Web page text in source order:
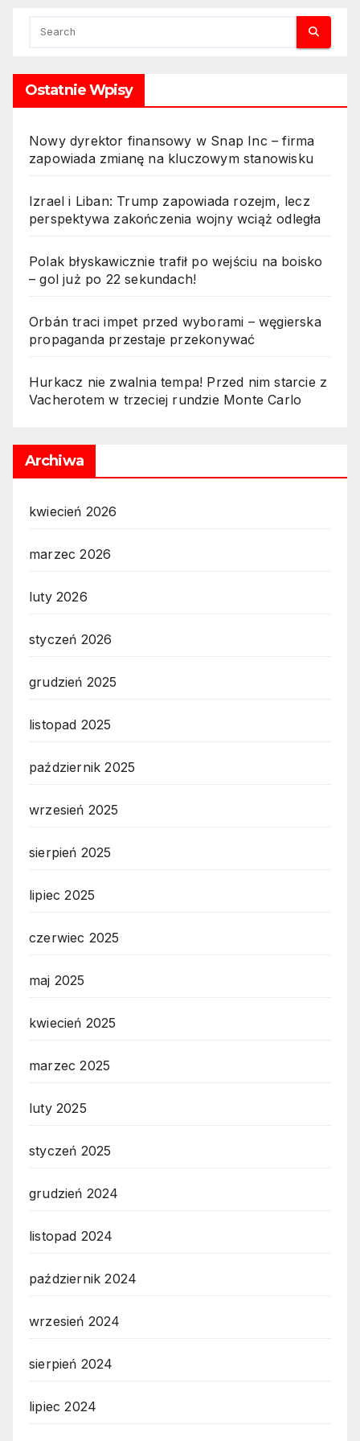
Ostatnie Wpisy
Nowy dyrektor finansowy w Snap Inc – firma
zapowiada zmianę na kluczowym stanowisku
Izrael i Liban: Trump zapowiada rozejm, lecz
perspektywa zakończenia wojny wciąż odległa
Polak błyskawicznie trafił po wejściu na boisko
– gol już po 22 sekundach!
Orbán traci impet przed wyborami – węgierska
propaganda przestaje przekonywać
Hurkacz nie zwalnia tempa! Przed nim starcie z
Vacherotem w trzeciej rundzie Monte Carlo
Archiwa
kwiecień 2026
marzec 2026
luty 2026
styczeń 2026
grudzień 2025
listopad 2025
październik 2025
wrzesień 2025
sierpień 2025
lipiec 2025
czerwiec 2025
maj 2025
kwiecień 2025
marzec 2025
luty 2025
styczeń 2025
grudzień 2024
listopad 2024
październik 2024
wrzesień 2024
sierpień 2024
lipiec 2024